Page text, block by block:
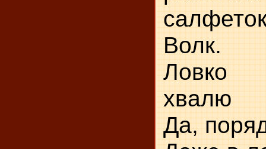
Волк.
Ловко
хвалю
Да,